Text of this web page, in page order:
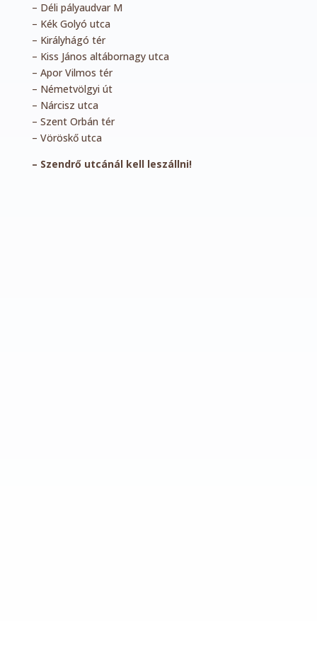
– Déli pályaudvar M
– Kék Golyó utca
– Királyhágó tér
– Kiss János altábornagy utca
– Apor Vilmos tér
– Németvölgyi út
– Nárcisz utca
– Szent Orbán tér
– Vöröskő utca
– Szendrő utcánál kell leszállni!